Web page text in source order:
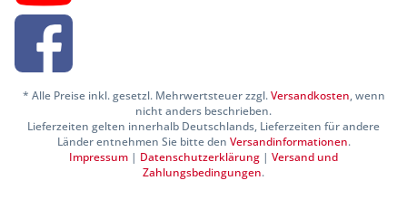
* Alle Preise inkl. gesetzl. Mehrwertsteuer zzgl.Versandkosten, wenn
nicht anders beschrieben.
Lieferzeiten gelten innerhalb Deutschlands, Lieferzeiten für andere
Länder entnehmen Sie bitte den Versandinformationen.
Impressum | Datenschutzerklärung | Versand und
Zahlungsbedingungen.